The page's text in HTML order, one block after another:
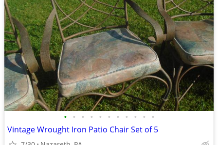
• • • • • • • • • • •
Vintage Wrought Iron Patio Chair Set of 5